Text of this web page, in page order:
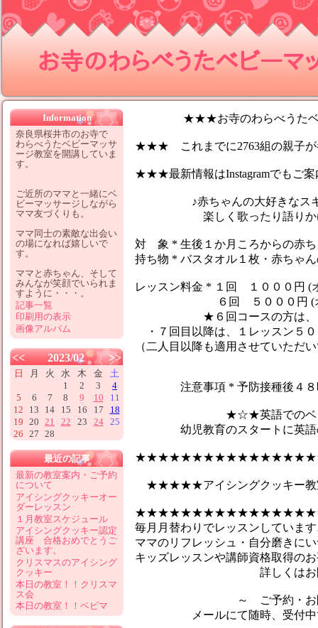
お寺のわらべうたベビーマッ
★★★お寺のわらべうたベ
★★★ これまでに2763組の親子が
★★★最新情報はInstagramでもご案
♪赤ちゃんの大好きなスキン
楽しく歌ったり語りかけな
対 象 * 生後１か月ころからの赤ち
持ち物 * バスタオル１枚・赤ちゃ
レッスン料金 * １回 １０００円 (
６回 ５０００円 (オイ
★６回コースの方は、１レ
・７回目以降は、１レッスン５
（二人目以降も適用させていただ
注意事項 * 予防接種後４８時
★☆★英語でのベビーマ
幼児教育のスタートに英語の
★★★★★アイシングクッキー
毎月月替わりでレッスンしていま
ママのリフレッシュ・自分磨きに
キッズレッスンや講師資格取得の
詳しくはお問合せ
～ ご予約・お問い
メールにて随時、受付中で
Information
奈良県桜井市のお寺で
わらべうたベビーマッサ
ージ教室を開講していま
す。
ご近所のママと一緒にベ
ビーマッサージしながら
ママ友づくりも。
ママ同士の素敵な出会い
の場になれば嬉しいで
す。
ママと赤ちゃん、そして
みんなが笑顔でいられま
すように・・・。
記事一覧
印刷用の表示
画像アルバム
<< 2023/02 >>
日 月 火 水 木 金
土
1
2 3
4
5
6 7 8 9 10
11
12
13 14 15 16 17
18
19 20 21 22 23 24
25
26 27 28
最近の記事
最新の教室案内・ご予約
について
アイシングクッキーオー
ダーレッスン
１月教室スケジュール
アイシングクッキー認定
講座 合格おめでとうご
ざいます。
クリスマスのアイシング
クッキー
本日の教室！！クリスマ
ス会
本日の教室！！ベビマ